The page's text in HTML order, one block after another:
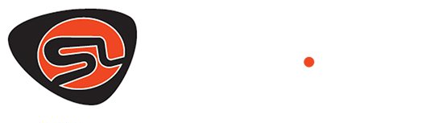
We use cookies to ensure that we provide you the best experience on our
you a better experience. To learn more or to find out how you can disable cookies,
ACCEPT AND CLOSE